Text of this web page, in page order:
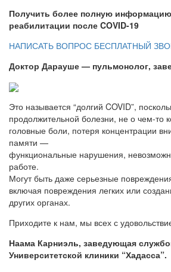
Получить более полную
реабилитации после COVID-19
НАПИСАТЬ ВОПРОС БЕСПЛАТНЫЙ
Доктор Дарауше — пульмонолог,
Это называется “долгий COVID”,
продолжительной болезни, не о чем-то
головные боли, потеря концентрации
памяти —
функциональные нарушения,
работе.
Могут быть даже серьезные
включая повреждения легких или
других органах.
Приходите к нам, мы всех с
Наама Карниэль, заведующая
Университетской клиники “Хадасса”.